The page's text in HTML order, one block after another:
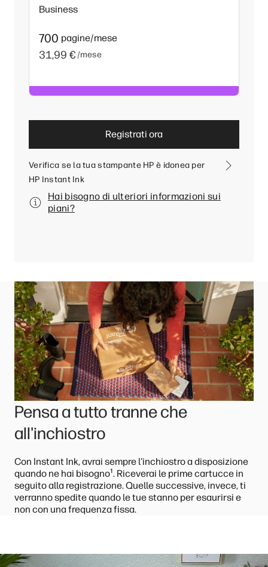
Business
700 pagine/mese
31,99 € /mese
Registrati ora
Verifica se la tua stampante HP è idonea per
HP Instant Ink
Hai bisogno di ulteriori informazioni sui
piani?
Pensa a tutto tranne che
all'inchiostro
Con Instant Ink, avrai sempre l'inchiostro a disposizione
quando ne hai bisogno¹. Riceverai le prime cartucce in
seguito alla registrazione. Quelle successive, invece, ti
verranno spedite quando le tue stanno per esaurirsi e
non con una frequenza fissa.